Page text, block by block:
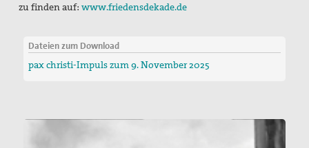
zu finden auf:www.friedensdekade.de
Dateien zum Download
pax christi-Impuls zum 9. November 2025